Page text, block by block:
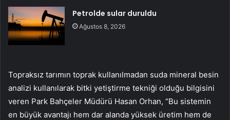
Petrolde sular duruldu
Ağustos 8, 2026
Topraksız tarımın toprak kullanılmadan suda mineral besin
analizi kullanılarak bitki yetiştirme tekniği olduğu bilgisini
veren Park Bahçeler Müdürü Hasan Orhan, “Bu sistemin
en büyük avantajı hem dar alanda yüksek üretim hem de